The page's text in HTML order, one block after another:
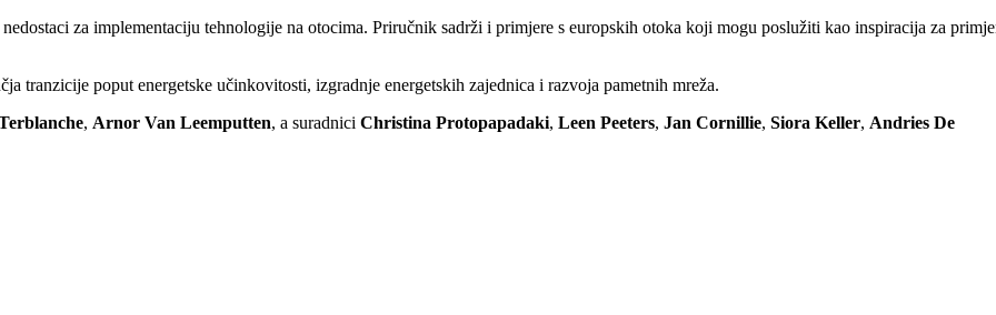
za implementaciju tehnologije na otocima. Priručnik sadrži i primjere s europskih otoka koji mogu poslužiti kao inspiracija za
tranzicije poput energetske učinkovitosti, izgradnje energetskih zajednica i razvoja pametnih mreža.
, Arnor Van Leemputten, a suradnici Christina Protopapadaki, Leen Peeters, Jan Cornillie, Siora Keller, Andries De